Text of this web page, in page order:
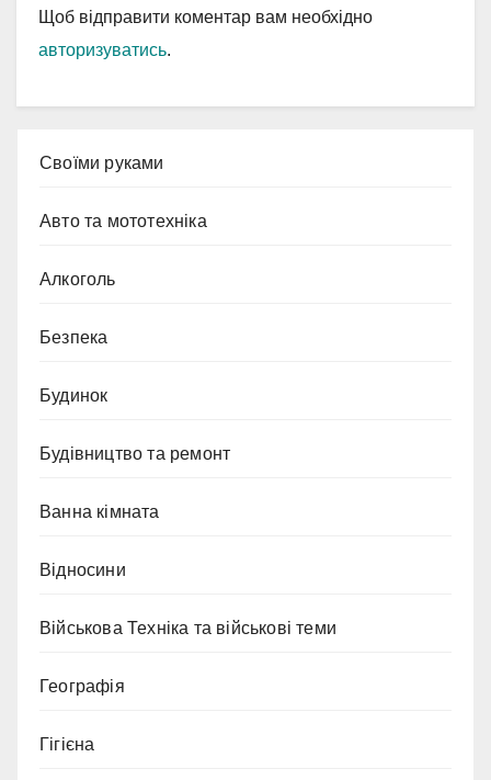
Щоб відправити коментар вам необхідно
авторизуватись.
Cвоїми руками
Авто та мототехніка
Алкоголь
Безпека
Будинок
Будівництво та ремонт
Ванна кімната
Відносини
Військова Техніка та військові теми
Географія
Гігієна